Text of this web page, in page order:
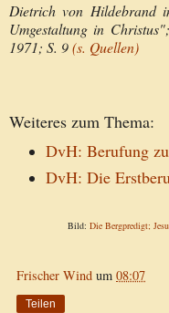
Dietrich von Hildebrand
Umgestaltung in
1971; S. 9(s. Quellen)
Weiteres zum Thema:
DvH: Berufung
DvH: Die
Bild: Die Bergpredigt;
Frischer Wind um 08:07
Teilen